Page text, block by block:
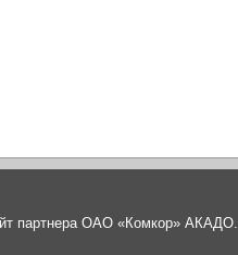
партнера ОАО «Комкор» АКАДО.